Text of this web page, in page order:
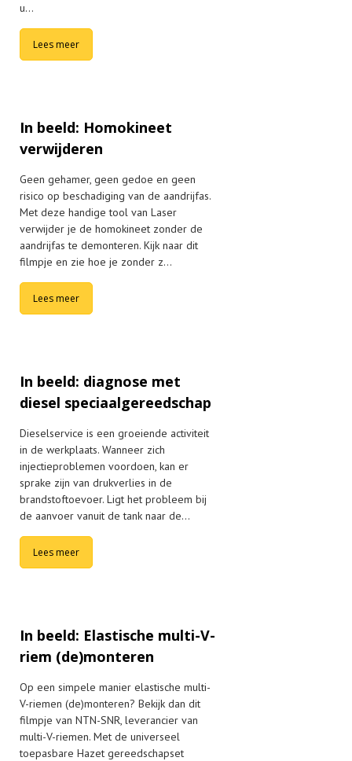
u…
Lees meer
In beeld: Homokineet
verwijderen
Geen gehamer, geen gedoe en geen
risico op beschadiging van de aandrijfas.
Met deze handige tool van Laser
verwijder je de homokineet zonder de
aandrijfas te demonteren. Kijk naar dit
filmpje en zie hoe je zonder z…
Lees meer
In beeld: diagnose met
diesel speciaalgereedschap
Dieselservice is een groeiende activiteit
in de werkplaats. Wanneer zich
injectieproblemen voordoen, kan er
sprake zijn van drukverlies in de
brandstoftoevoer. Ligt het probleem bij
de aanvoer vanuit de tank naar de…
Lees meer
In beeld: Elastische multi-V-
riem (de)monteren
Op een simpele manier elastische multi-
V-riemen (de)monteren? Bekijk dan dit
filmpje van NTN-SNR, leverancier van
multi-V-riemen. Met de universeel
toepasbare Hazet gereedschapset